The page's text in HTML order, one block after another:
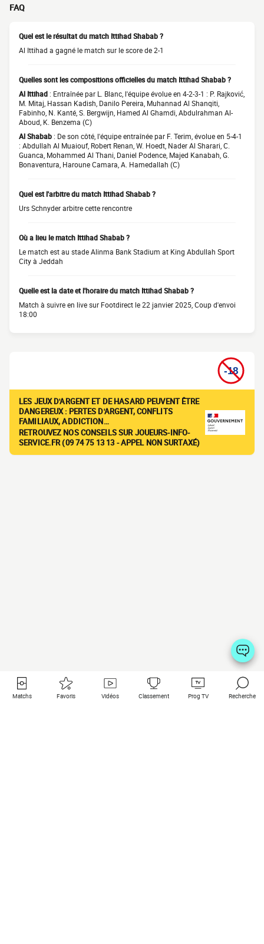
FAQ
Quel est le résultat du match Ittihad Shabab ?
Al Ittihad a gagné le match sur le score de 2-1
Quelles sont les compositions officielles du match Ittihad Shabab ?
Al Ittihad : Entraînée par L. Blanc, l'équipe évolue en 4-2-3-1 : P. Rajković,
M. Mitaj, Hassan Kadish, Danilo Pereira, Muhannad Al Shanqiti,
Fabinho, N. Kanté, S. Bergwijn, Hamed Al Ghamdi, Abdulrahman Al-
Aboud, K. Benzema (C)
Al Shabab : De son côté, l'équipe entraînée par F. Terim, évolue en 5-4-1
: Abdullah Al Muaiouf, Robert Renan, W. Hoedt, Nader Al Sharari, C.
Guanca, Mohammed Al Thani, Daniel Podence, Majed Kanabah, G.
Bonaventura, Haroune Camara, A. Hamedallah (C)
Quel est l'arbitre du match Ittihad Shabab ?
Urs Schnyder arbitre cette rencontre
Où a lieu le match Ittihad Shabab ?
Le match est au stade Alinma Bank Stadium at King Abdullah Sport
City à Jeddah
Quelle est la date et l'horaire du match Ittihad Shabab ?
Match à suivre en live sur Footdirect le 22 janvier 2025, Coup d'envoi
18:00
LES JEUX D'ARGENT ET DE HASARD PEUVENT ÊTRE
DANGEREUX : PERTES D'ARGENT, CONFLITS
FAMILIAUX, ADDICTION…
RETROUVEZ NOS CONSEILS SUR JOUEURS-INFO-
SERVICE.FR (09 74 75 13 13 - APPEL NON SURTAXÉ)
Matchs Favoris Vidéos Classement Prog TV Recherche